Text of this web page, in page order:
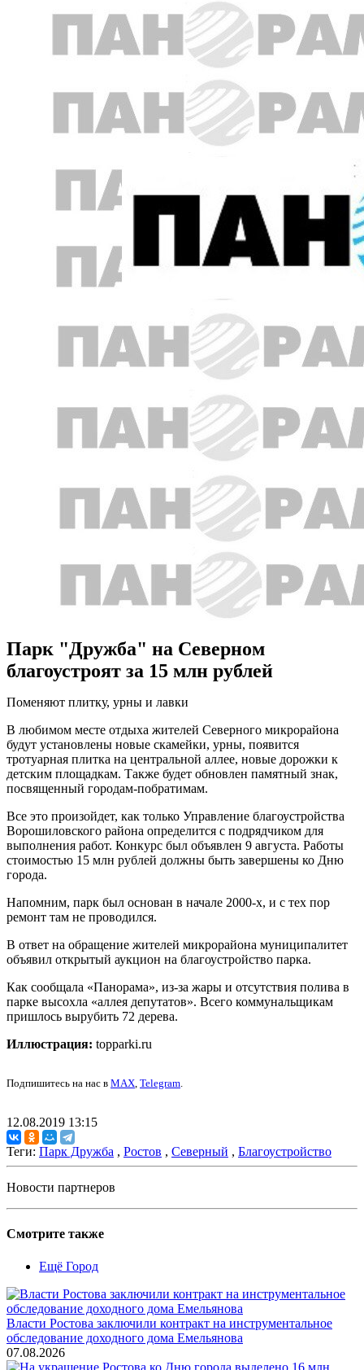
Парк "Дружба" на Северном
благоустроят за 15 млн рублей
Поменяют плитку, урны и лавки
В любимом месте отдыха жителей Северного микрорайона
будут установлены новые скамейки, урны, появится
тротуарная плитка на центральной аллее, новые дорожки к
детским площадкам. Также будет обновлен памятный знак,
посвященный городам-побратимам.
Все это произойдет, как только Управление благоустройства
Ворошиловского района определится с подрядчиком для
выполнения работ. Конкурс был объявлен 9 августа. Работы
стоимостью 15 млн рублей должны быть завершены ко Дню
города.
Напомним, парк был основан в начале 2000-х, и с тех пор
ремонт там не проводился.
В ответ на обращение жителей микрорайона муниципалитет
объявил открытый аукцион на благоустройство парка.
Как сообщала «Панорама», из-за жары и отсутствия полива в
парке высохла «аллея депутатов». Всего коммунальщикам
пришлось вырубить 72 дерева.
Иллюстрация: topparki.ru
Подпишитесь на нас в MAX, Telegram.
12.08.2019 13:15
Теги: Парк Дружба , Ростов , Северный , Благоустройство
Новости партнеров
Смотрите также
Ещё Город
Власти Ростова заключили контракт на инструментальное
обследование доходного дома Емельянова
07.08.2026